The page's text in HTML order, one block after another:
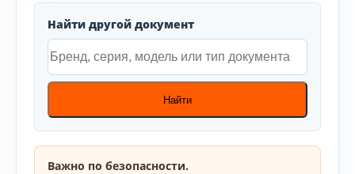
Найти другой документ
Найти
Важно по безопасности.